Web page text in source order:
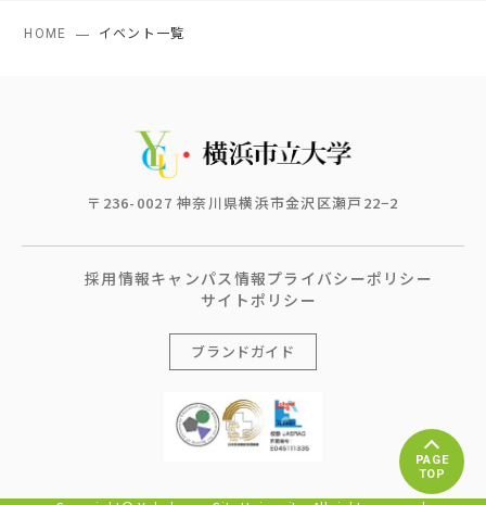
HOME イベント一覧
〒236-0027 神奈川県横浜市金沢区瀬戸22−2
採用情報キャンパス情報プライバシーポリシー
サイトポリシー
ブランドガイド
PAGE
TOP